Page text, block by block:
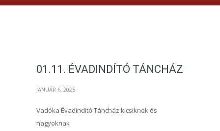
01.11. ÉVADINDÍTÓ TÁNCHÁZ
JANUÁR 6, 2025
Vadóka Évadindító Táncház kicsiknek és
nagyoknak